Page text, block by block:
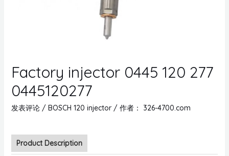
Factory injector 0445 120 277
0445120277
发表评论 / BOSCH 120 injector/ 作者： 326-4700.com
Product Description